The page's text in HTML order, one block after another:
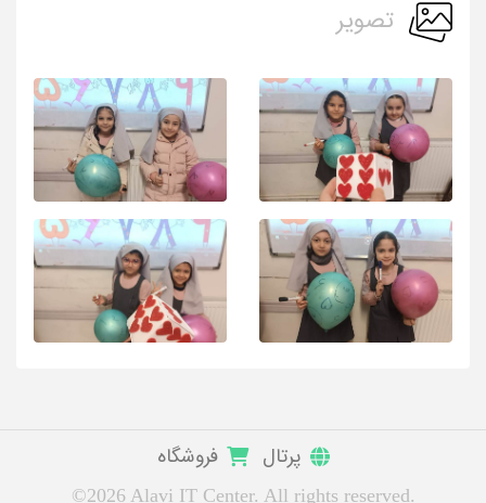
تصویر
پرتال فروشگاه
©2026 Alavi IT Center. All rights reserved.